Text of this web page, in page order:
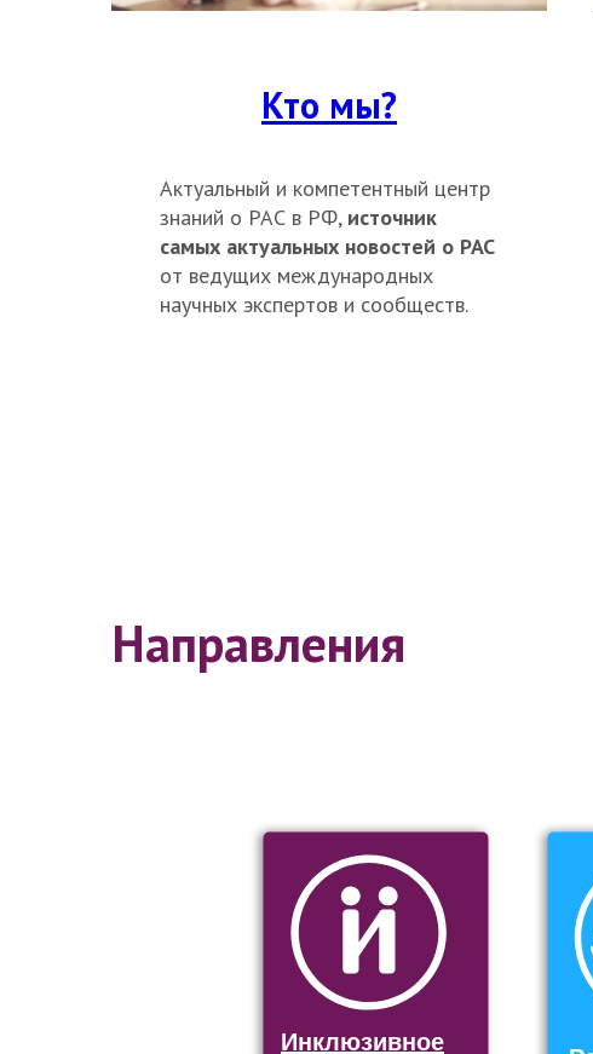
Кто мы?
Актуальный и компетентный центр
знаний о РАС в РФ, источник
самых актуальных новостей о РАС
от ведущих международных
научных экспертов и сообществ.
Направления
Инклюзивное